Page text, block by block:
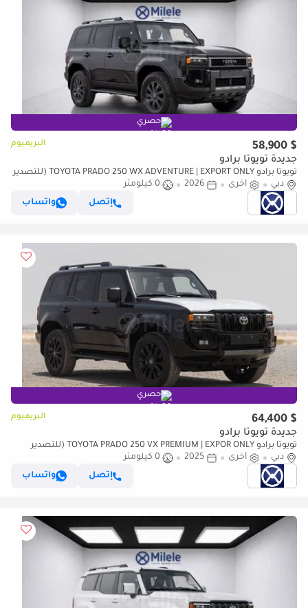
حصري
$ 58,900 البريميوم
جديدة تويوتا برادو
تويوتا برادو TOYOTA PRADO 250 WX ADVENTURE | EXPORT ONLY (للتصدير
فقط)
دبي أخرى 2026
0 كيلومتر
إتصل
واتساب
حصري
$ 64,400 البريميوم
جديدة تويوتا برادو
تويوتا برادو TOYOTA PRADO 250 VX PREMIUM | EXPOR ONLY (للتصدير
فقط)
دبي أخرى 2025
0 كيلومتر
إتصل
واتساب